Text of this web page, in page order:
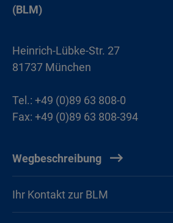
(BLM)
Heinrich-Lübke-Str. 27
81737 München
Tel.: +49 (0)89 63 808-0
Fax: +49 (0)89 63 808-394
Wegbeschreibung
Ihr Kontakt zur BLM